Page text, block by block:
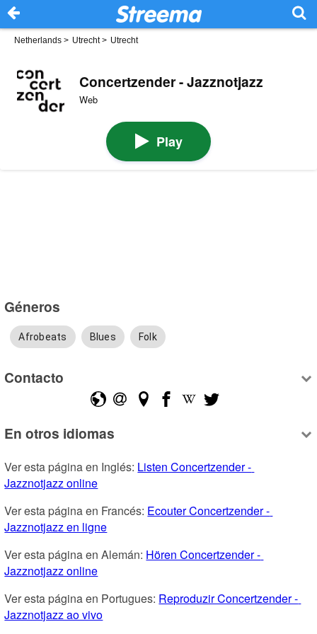
Netherlands > Utrecht> Utrecht
Concertzender - Jazznotjazz
Web
Play
Géneros
Afrobeats Blues Folk
Contacto
En otros idiomas
Ver esta página en Inglés: Listen Concertzender -
Jazznotjazz online
Ver esta página en Francés: Ecouter Concertzender -
Jazznotjazz en ligne
Ver esta página en Alemán: Hören Concertzender -
Jazznotjazz online
Ver esta página en Portugues: Reproduzir Concertzender -
Jazznotjazz ao vivo